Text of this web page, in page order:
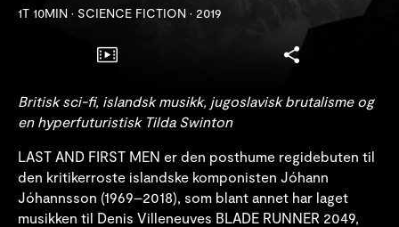
1T 10MIN • SCIENCE FICTION • 2019
Britisk sci-fi, islandsk musikk, jugoslavisk brutalisme og
en hyperfuturistisk Tilda Swinton
LAST AND FIRST MEN er den posthume regidebuten til
den kritikerroste islandske komponisten Jóhann
Jóhannsson (1969–2018), som blant annet har laget
musikken til Denis Villeneuves BLADE RUNNER 2049,